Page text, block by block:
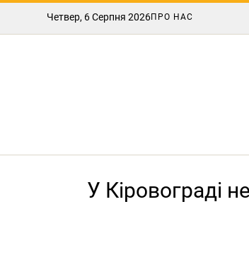
Четвер, 6 Серпня 2026ПРО НАС
У Кіровограді